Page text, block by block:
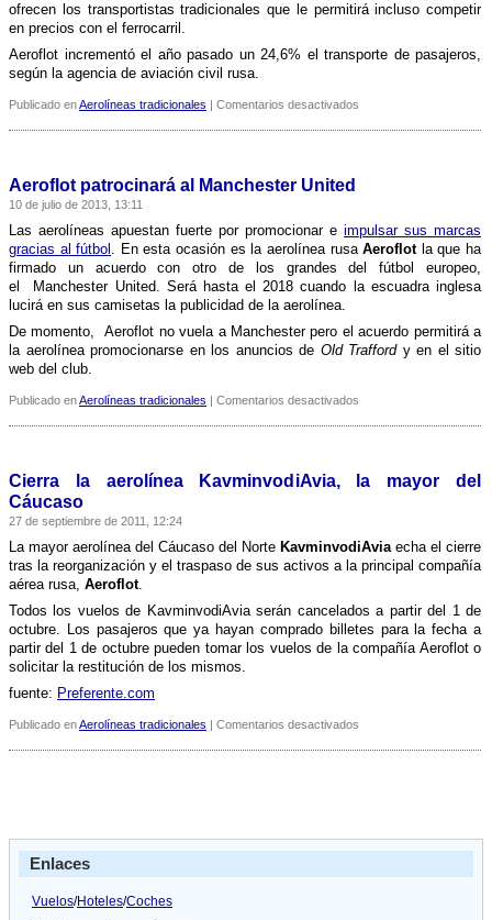
ofrecen los transportistas tradicionales que le permitirá incluso competir
en precios con el ferrocarril.
Aeroflot incrementó el año pasado un 24,6% el transporte de pasajeros,
según la agencia de aviación civil rusa.
Publicado enAerolíneas tradicionales | Comentarios desactivados
bajo
coste
en
Aeroflot patrocinará al Manchester United
10 de julio de 2013, 13:11
Las aerolí­neas apuestan fuerte por promocionar e impulsar sus marcas
gracias al fútbol . En esta ocasión es la aerolí­nea rusaAeroflotla que ha
firmado un acuerdo con otro de los grandes del fútbol europeo,
el Manchester United. Será hasta el 2018 cuando la escuadra inglesa
lucirá en sus camisetas la publicidad de la aerolí­nea.
De momento, Aeroflot no vuela a Manchester pero el acuerdo permitirá a
la aerolí­nea promocionarse en los anuncios de Old Traffordy en el sitio
web del club.
Publicado enAerolíneas tradicionales | Comentarios desactivados
United
Cierra la aerolí­nea KavminvodiAvia, la mayor del
Cáucaso
27 de septiembre de 2011, 12:24
La mayor aerolí­nea del Cáucaso del Norte KavminvodiAviaecha el cierre
tras la reorganización y el traspaso de sus activos a la principal compañí­a
aérea rusa, Aeroflot.
Todos los vuelos de KavminvodiAvia serán cancelados a partir del 1 de
octubre. Los pasajeros que ya hayan comprado billetes para la fecha a
partir del 1 de octubre pueden tomar los vuelos de la compañí­a Aeroflot o
solicitar la restitución de los mismos.
fuente: Preferente.com
Publicado enAerolíneas tradicionales | Comentarios desactivados
Cáucaso
Enlaces
Vuelos/Hoteles/Coches